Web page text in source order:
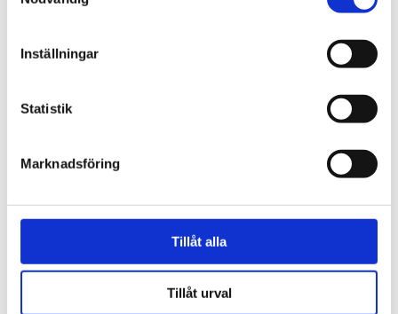
Inställningar
Statistik
Marknadsföring
Tillåt alla
Tillåt urval
Allmänna råd vid algblomning
Legionella
Regelbundna vattentester för tryggt dricksvatten
Kartor och mättjänster